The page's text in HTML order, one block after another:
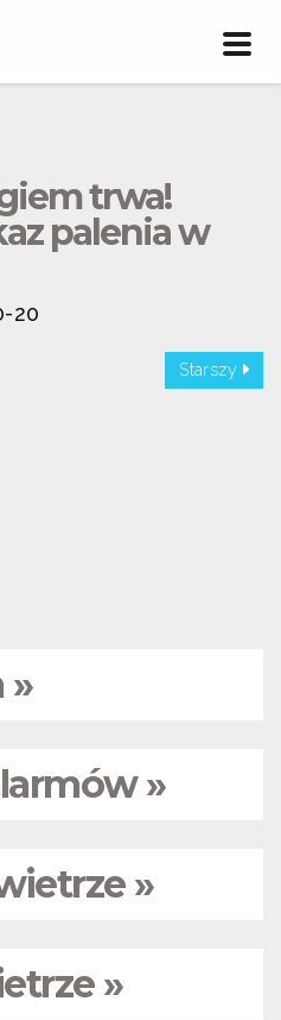
trwa!
palenia w
20
Starszy
»
»
»
»